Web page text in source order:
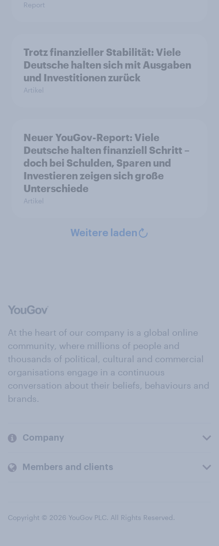
Report
Trotz finanzieller Stabilität: Viele
Deutsche halten sich mit Ausgaben
und Investitionen zurück
Artikel
Neuer YouGov-Report: Viele
Deutsche halten finanziell Schritt –
doch bei Schulden, Sparen und
Investieren zeigen sich große
Unterschiede
Artikel
Weitere laden
At the heart of our company is a global online
community, where millions of people and
thousands of political, cultural and commercial
organisations engage in a continuous
conversation about their beliefs, behaviours and
brands.
Company
Members and clients
Copyright © 2026 YouGov PLC. All Rights Reserved.